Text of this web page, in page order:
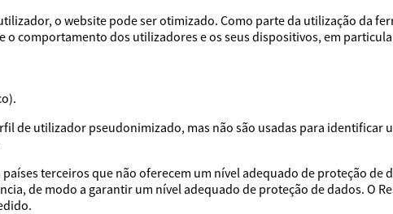
o website pode ser otimizado. Como parte da utilização da
comportamento dos utilizadores e os seus dispositivos, em
de utilizador pseudonimizado, mas não são usadas para
terceiros que não oferecem um nível adequado de proteção de
de modo a garantir um nível adequado de proteção de dados. O